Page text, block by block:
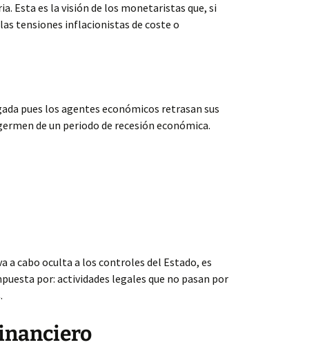
Esta es la visión de los monetaristas que, si
tensiones inflacionistas de coste o
pues los agentes económicos retrasan sus
de un periodo de recesión económica.
a cabo oculta a los controles del Estado, es
por: actividades legales que no pasan por